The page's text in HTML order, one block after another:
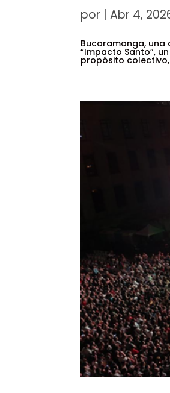
por |Abr 4,
Bucaramanga, una
“Impacto Santo”,
propósito